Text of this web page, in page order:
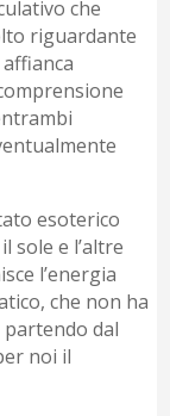
che
riguardante
esoterico
sole e l’altre
l’energia
che non ha
dal
noi il